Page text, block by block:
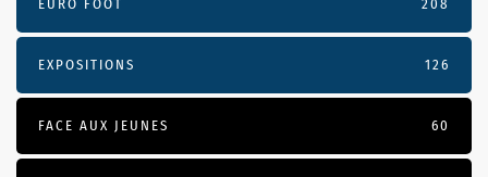
EURO FOOT 208
EXPOSITIONS 126
FACE AUX JEUNES 60